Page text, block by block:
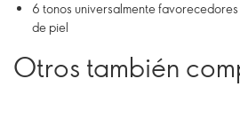
6 tonos universalmente
de piel
Otros también